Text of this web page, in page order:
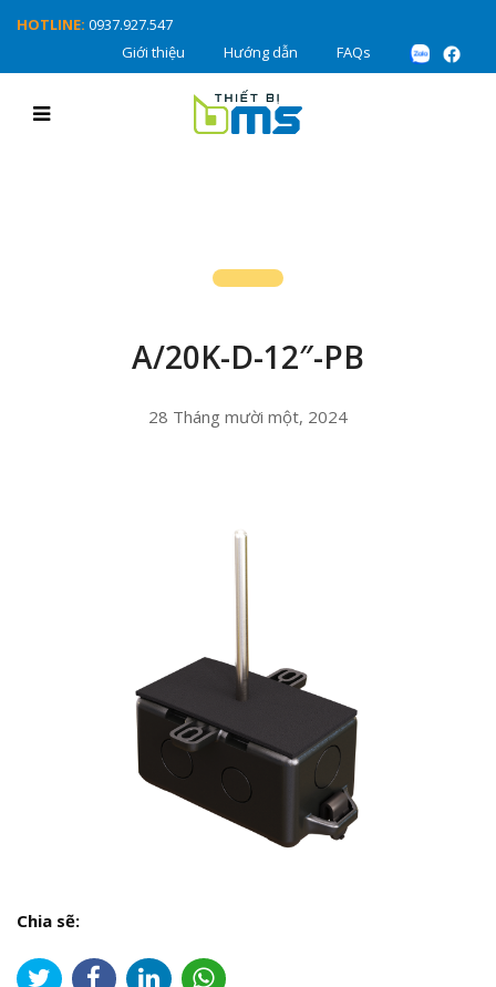
HOTLINE: 0937.927.547
Giới thiệu
Hướng dẫn FAQs
A/20K-D-12″-PB
28 Tháng mười một, 2024
Chia sẽ: